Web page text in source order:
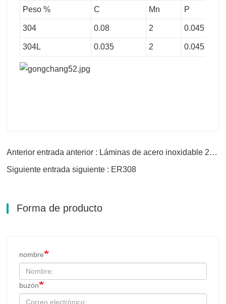
Peso % C Mn P
304 0.08 2 0.045
304L 0.035 2 0.045
Anterior entrada anterior : Láminas de acero inoxidable 2B ASME
Siguiente entrada siguiente : ER308
Forma de producto
nombre
buzón